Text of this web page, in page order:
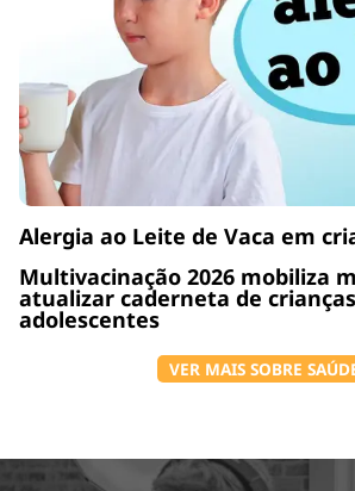
Alergia ao Leite de Vaca em
Multivacinação 2026 mobiliza
atualizar caderneta de
adolescentes
VER MAIS SOBRE